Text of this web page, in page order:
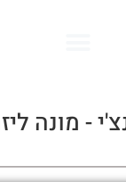
- מונה